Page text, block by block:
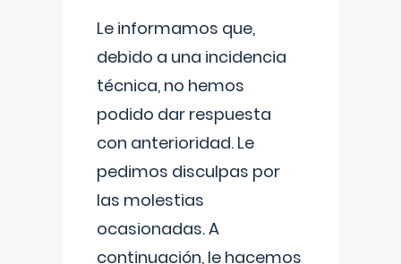
Le informamos que,
debido a una incidencia
técnica, no hemos
podido dar respuesta
con anterioridad. Le
pedimos disculpas por
las molestias
ocasionadas. A
continuación, le hacemos